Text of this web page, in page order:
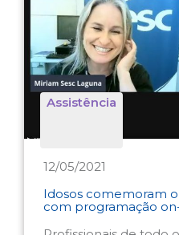
Assistência
12/05/2021
Idosos comemoram
com programação